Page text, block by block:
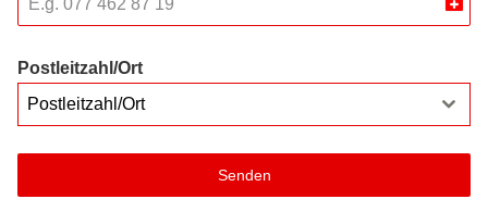
Postleitzahl/Ort
Postleitzahl/Ort
Senden